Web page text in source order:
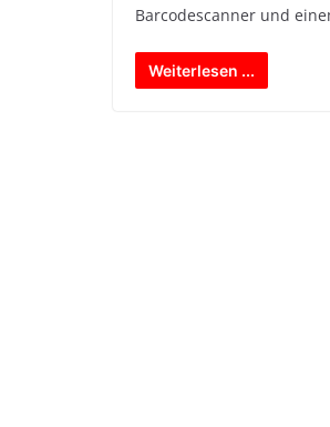
Barcodescanner und
Weiterlesen ...